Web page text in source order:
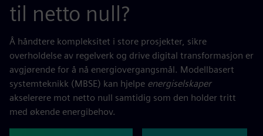
til netto null?
Å håndtere kompleksitet i store prosjekter, sikre
overholdelse av regelverk og drive digital transformasjon er
avgjørende for å nå energiovergangsmål. Modellbasert
systemteknikk (MBSE) kan hjelpe energiselskaper
akselerere mot netto null samtidig som den holder tritt
med økende energibehov.